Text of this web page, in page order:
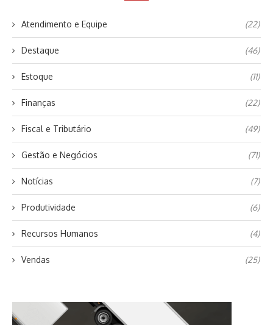
Atendimento e Equipe (22)
Destaque (46)
Estoque (11)
Finanças (22)
Fiscal e Tributário (49)
Gestão e Negócios (71)
Notícias (7)
Produtividade (6)
Recursos Humanos (4)
Vendas (25)